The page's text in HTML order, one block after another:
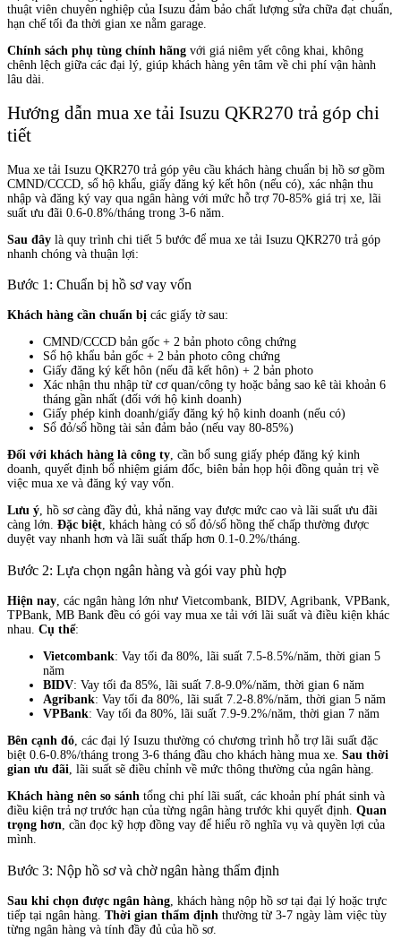
thuật viên chuyên nghiệp của Isuzu đảm bảo chất lượng sửa chữa đạt chuẩn,
hạn chế tối đa thời gian xe nằm garage.
Chính sách phụ tùng chính hãng với giá niêm yết công khai, không
chênh lệch giữa các đại lý, giúp khách hàng yên tâm về chi phí vận hành
lâu dài.
Hướng dẫn mua xe tải Isuzu QKR270 trả góp chi
tiết
Mua xe tải Isuzu QKR270 trả góp yêu cầu khách hàng chuẩn bị hồ sơ gồm
CMND/CCCD, sổ hộ khẩu, giấy đăng ký kết hôn (nếu có), xác nhận thu
nhập và đăng ký vay qua ngân hàng với mức hỗ trợ 70-85% giá trị xe, lãi
suất ưu đãi 0.6-0.8%/tháng trong 3-6 năm.
Sau đây là quy trình chi tiết 5 bước để mua xe tải Isuzu QKR270 trả góp
nhanh chóng và thuận lợi:
Bước 1: Chuẩn bị hồ sơ vay vốn
Khách hàng cần chuẩn bị các giấy tờ sau:
CMND/CCCD bản gốc + 2 bản photo công chứng
Sổ hộ khẩu bản gốc + 2 bản photo công chứng
Giấy đăng ký kết hôn (nếu đã kết hôn) + 2 bản photo
Xác nhận thu nhập từ cơ quan/công ty hoặc bảng sao kê tài khoản 6
tháng gần nhất (đối với hộ kinh doanh)
Giấy phép kinh doanh/giấy đăng ký hộ kinh doanh (nếu có)
Sổ đỏ/sổ hồng tài sản đảm bảo (nếu vay 80-85%)
Đối với khách hàng là công ty, cần bổ sung giấy phép đăng ký kinh
doanh, quyết định bổ nhiệm giám đốc, biên bản họp hội đồng quản trị về
việc mua xe và đăng ký vay vốn.
Lưu ý, hồ sơ càng đầy đủ, khả năng vay được mức cao và lãi suất ưu đãi
càng lớn. Đặc biệt, khách hàng có sổ đỏ/sổ hồng thế chấp thường được
duyệt vay nhanh hơn và lãi suất thấp hơn 0.1-0.2%/tháng.
Bước 2: Lựa chọn ngân hàng và gói vay phù hợp
Hiện nay, các ngân hàng lớn như Vietcombank, BIDV, Agribank, VPBank,
TPBank, MB Bank đều có gói vay mua xe tải với lãi suất và điều kiện khác
nhau. Cụ thể:
Vietcombank: Vay tối đa 80%, lãi suất 7.5-8.5%/năm, thời gian 5
năm
BIDV: Vay tối đa 85%, lãi suất 7.8-9.0%/năm, thời gian 6 năm
Agribank: Vay tối đa 80%, lãi suất 7.2-8.8%/năm, thời gian 5 năm
VPBank: Vay tối đa 80%, lãi suất 7.9-9.2%/năm, thời gian 7 năm
Bên cạnh đó, các đại lý Isuzu thường có chương trình hỗ trợ lãi suất đặc
biệt 0.6-0.8%/tháng trong 3-6 tháng đầu cho khách hàng mua xe. Sau thời
gian ưu đãi, lãi suất sẽ điều chỉnh về mức thông thường của ngân hàng.
Khách hàng nên so sánh tổng chi phí lãi suất, các khoản phí phát sinh và
điều kiện trả nợ trước hạn của từng ngân hàng trước khi quyết định. Quan
trọng hơn, cần đọc kỹ hợp đồng vay để hiểu rõ nghĩa vụ và quyền lợi của
mình.
Bước 3: Nộp hồ sơ và chờ ngân hàng thẩm định
Sau khi chọn được ngân hàng , khách hàng nộp hồ sơ tại đại lý hoặc trực
tiếp tại ngân hàng. Thời gian thẩm định thường từ 3-7 ngày làm việc tùy
từng ngân hàng và tính đầy đủ của hồ sơ.